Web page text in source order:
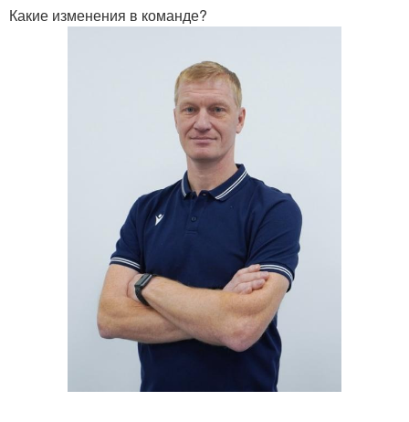
Какие изменения в команде?